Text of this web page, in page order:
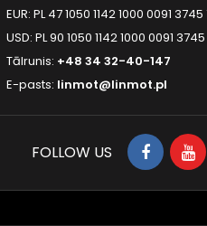
EUR: PL 47 1050 1142 1000 0091 3745
USD: PL 90 1050 1142 1000 0091
Tālrunis: +48 34 32-40-147
E-pasts: linmot@linmot.pl
FOLLOW US